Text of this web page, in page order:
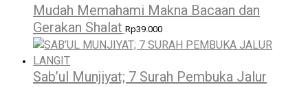
Mudah Memahami Makna Bacaan dan
Gerakan Shalat Rp39.000
Sab’ul Munjiyat; 7 Surah Pembuka Jalur